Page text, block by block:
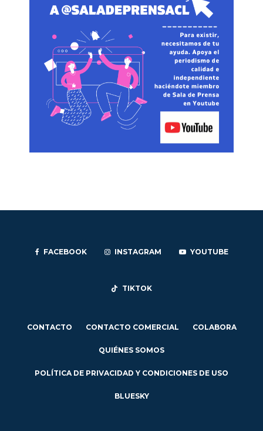
FACEBOOK INSTAGRAM YOUTUBE
TIKTOK
CONTACTO CONTACTO COMERCIAL COLABORA
QUIÉNES SOMOS
POLÍTICA DE PRIVACIDAD Y CONDICIONES DE USO
BLUESKY